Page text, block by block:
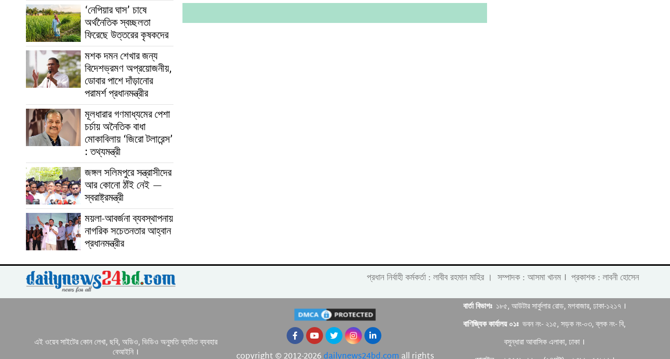
‘নেপিয়ার ঘাস’ চাষে
অর্থনৈতিক স্বচ্ছলতা
ফিরেছে উত্তরের কৃষকদের
মশক দমন শেখার জন্য
বিদেশভ্রমণ অপ্রয়োজনীয়,
ডোবার পাশে দাঁড়ানোর
পরামর্শ প্রধানমন্ত্রীর
মূলধারার গণমাধ্যমের পেশা
চর্চায় অনৈতিক বাধা
মোকাবিলায় ‘জিরো টলারেন্স’
: তথ্যমন্ত্রী
জঙ্গল সলিমপুরে সন্ত্রাসীদের
আর কোনো ঠাঁই নেই —
স্বরাষ্ট্রমন্ত্রী
ময়লা-আবর্জনা ব্যবস্থাপনায়
নাগরিক সচেতনতার আহ্বান
প্রধানমন্ত্রীর
প্রধান নির্বাহী কর্মকর্তা : লাবীব রহমান মাহির । সম্পাদক : আসমা খানম । প্রকাশক : লাবনী হোসেন
এই ওয়েব সাইটের কোন লেখা, ছবি, অডিও, ভিডিও অনুমতি ব্যতীত ব্যবহার
বেআইনি ।
বার্তা বিভাগঃ১৮৫, আউটার সার্কুলার রোড, মগবাজার, ঢাকা-১২১৭ ।
বাণিজ্যিক কার্যালয় ০১ঃভবন নং- ২১৫, সড়ক নং-০৩, ব্লক নং- বি,
বসুন্ধারা আবাসিক এলাকা, ঢাকা ।